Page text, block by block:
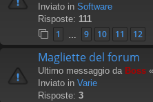
Inviato in Software
Risposte: 111
1 9 10 11 12
Magliette del forum
Ultimo messaggio da Boss «
Inviato in Varie
Risposte: 3